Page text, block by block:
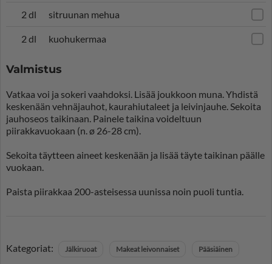
2 dl sitruunan mehua
2 dl kuohukermaa
Valmistus
Vatkaa voi ja sokeri vaahdoksi. Lisää joukkoon muna. Yhdistä
keskenään vehnäjauhot, kaurahiutaleet ja leivinjauhe. Sekoita
jauhoseos taikinaan. Painele taikina voideltuun
piirakkavuokaan (n. ø 26-28 cm).
Sekoita täytteen aineet keskenään ja lisää täyte taikinan päälle
vuokaan.
Paista piirakkaa 200-asteisessa uunissa noin puoli tuntia.
Kategoriat: Jälkiruoat Makeat leivonnaiset Pääsiäinen